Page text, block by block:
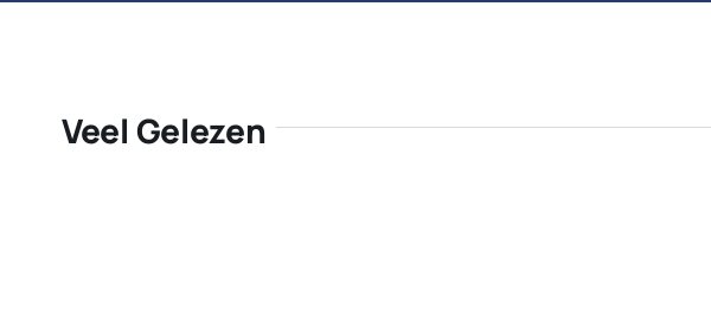
Veel Gelezen